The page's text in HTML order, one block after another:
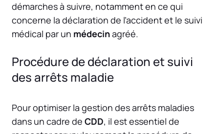
démarches à suivre, notamment en ce qui
concerne la déclaration de l’accident et le suivi
médical par un médecinagréé.
Procédure de déclaration et suivi
des arrêts maladie
Pour optimiser la gestion des arrêts maladies
dans un cadre de CDD, il est essentiel de